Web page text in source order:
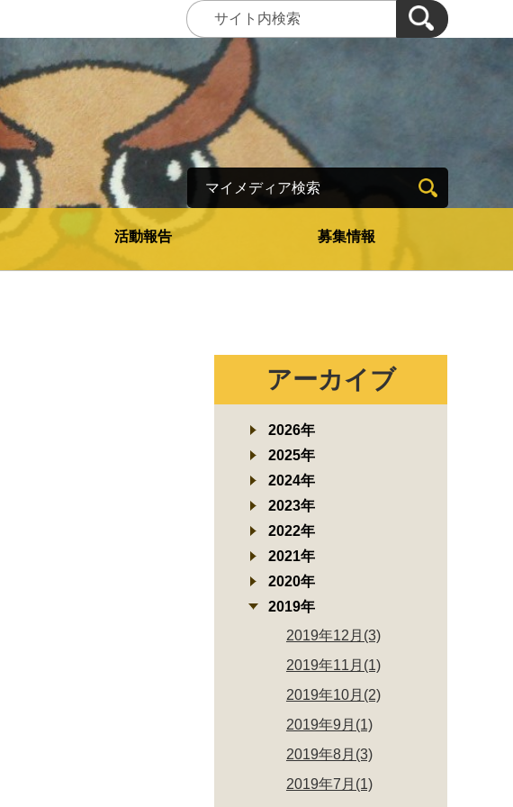
活動報告 募集情報
アーカイブ
2026年
2025年
2024年
2023年
2022年
2021年
2020年
2019年
2019年12月(3)
2019年11月(1)
2019年10月(2)
2019年9月(1)
2019年8月(3)
2019年7月(1)